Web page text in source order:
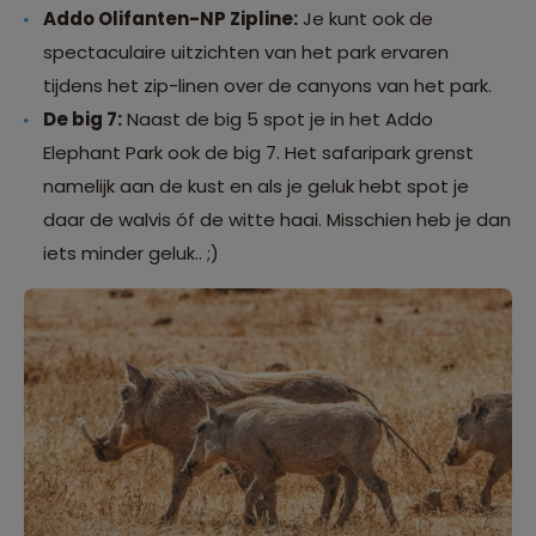
Addo Olifanten-NP Zipline: Je kunt ook de
spectaculaire uitzichten van het park ervaren
tijdens het zip-linen over de canyons van het park.
De big 7:Naast de big 5 spot je in het Addo
Elephant Park ook de big 7. Het safaripark grenst
namelijk aan de kust en als je geluk hebt spot je
daar de walvis óf de witte haai. Misschien heb je dan
iets minder geluk.. ;)